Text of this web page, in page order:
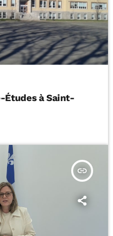
Études à Saint-
insert_link